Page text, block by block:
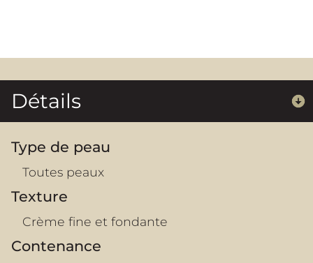
Détails
Type de peau
Toutes peaux
Texture
Crème fine et fondante
Contenance